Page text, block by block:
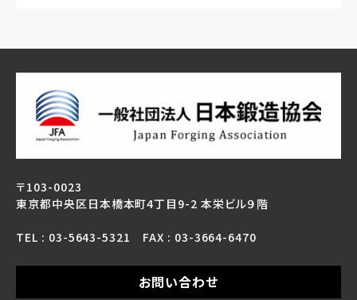
〒103-0023
東京都中央区日本橋本町4丁目9-2 本栄ビル９階
TEL : 03-5643-5321 FAX : 03-3664-6470
お問い合わせ